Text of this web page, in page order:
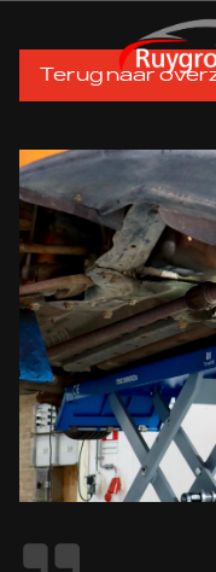
Terug naar